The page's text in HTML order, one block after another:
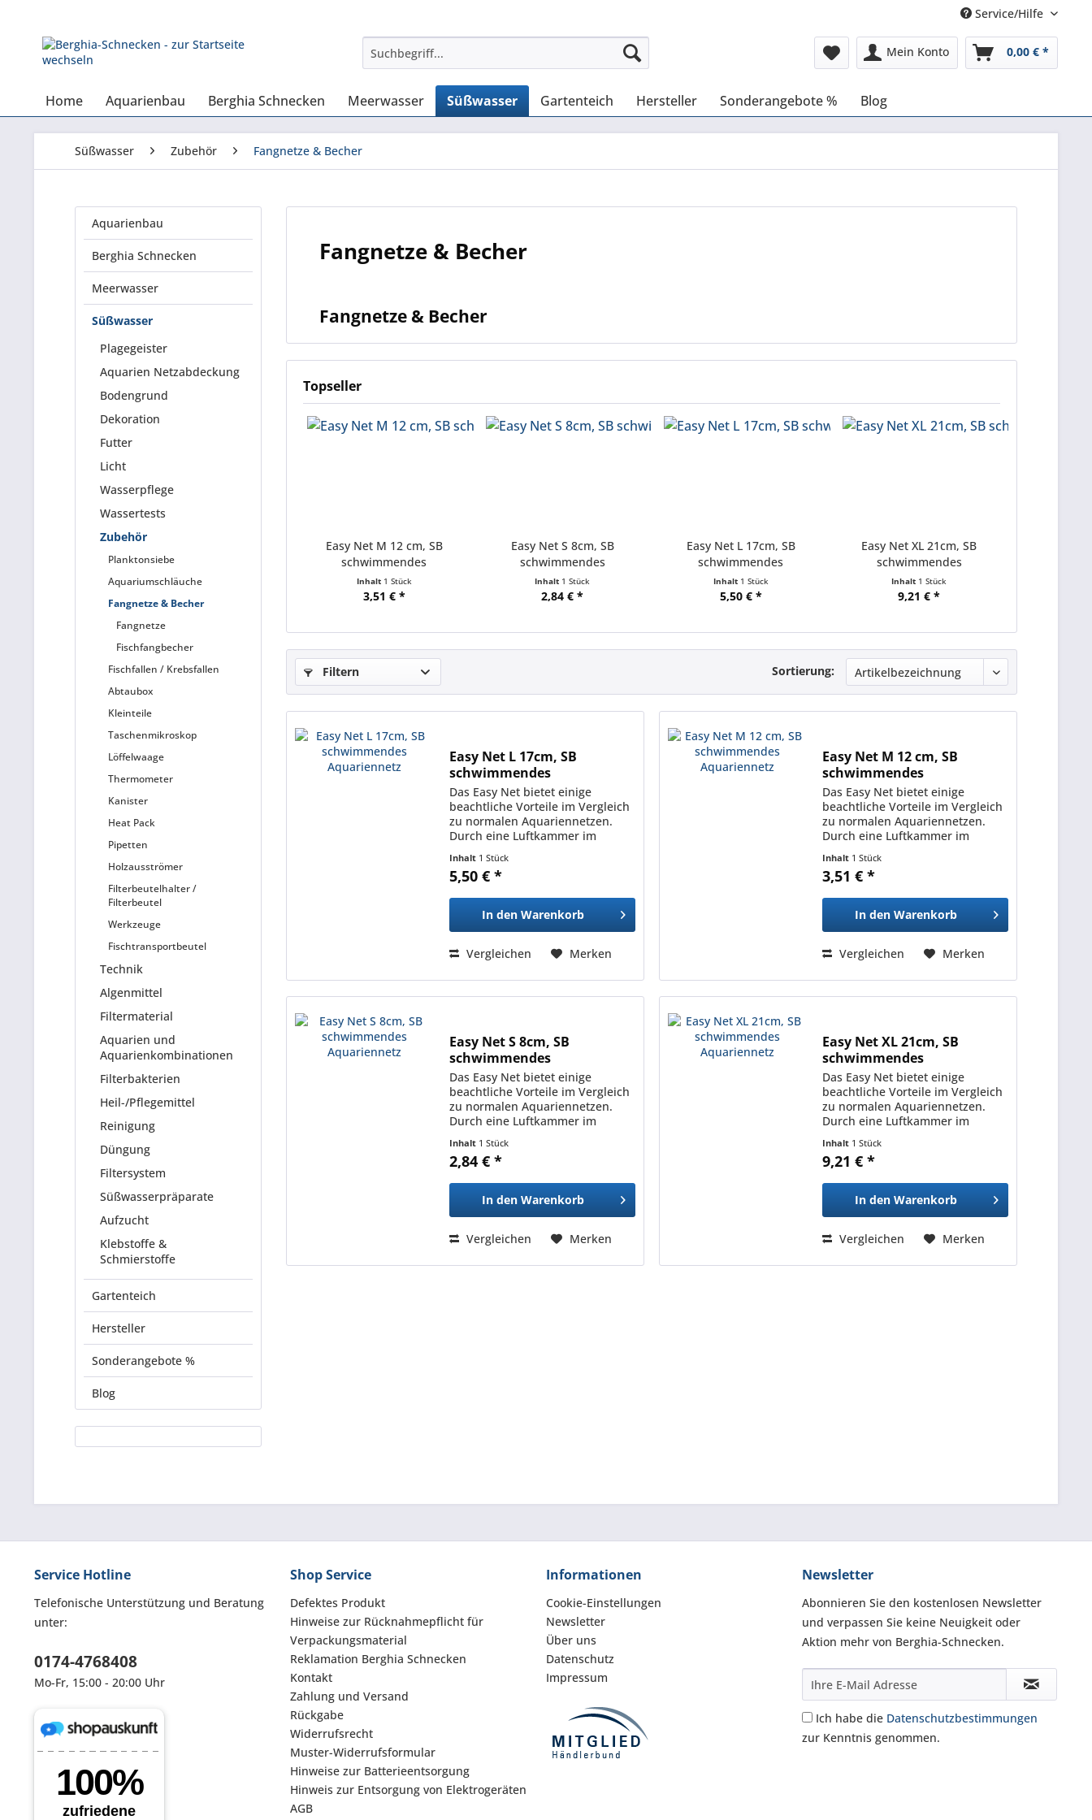
Service/Hilfe
Mein Konto 0,00 € *
Home Aquarienbau Berghia Schnecken Meerwasser Süßwasser Gartenteich Hersteller Sonderangebote % Blog
Süßwasser Zubehör Fangnetze & Becher
Aquarienbau
Berghia Schnecken
Meerwasser
Süßwasser
Plagegeister
Aquarien Netzabdeckung
Bodengrund
Dekoration
Futter
Licht
Wasserpflege
Wassertests
Zubehör
Planktonsiebe
Aquariumschläuche
Fangnetze & Becher
Fangnetze
Fischfangbecher
Fischfallen / Krebsfallen
Abtaubox
Kleinteile
Taschenmikroskop
Löffelwaage
Thermometer
Kanister
Heat Pack
Pipetten
Holzausströmer
Filterbeutelhalter /
Filterbeutel
Werkzeuge
Fischtransportbeutel
Technik
Algenmittel
Filtermaterial
Aquarien und
Aquarienkombinationen
Filterbakterien
Heil-/Pflegemittel
Reinigung
Düngung
Filtersystem
Süßwasserpräparate
Aufzucht
Klebstoffe &
Schmierstoffe
Gartenteich
Hersteller
Sonderangebote %
Blog
Fangnetze & Becher
Fangnetze & Becher
Topseller
Easy Net M 12 cm, SB
schwimmendes
Aquariennetz
Inhalt 1 Stück
3,51 € *
Easy Net S 8cm, SB
schwimmendes
Aquariennetz
Inhalt 1 Stück
2,84 € *
Easy Net L 17cm, SB
schwimmendes
Aquariennetz
Inhalt 1 Stück
5,50 € *
Easy Net XL 21cm, SB
schwimmendes
Aquariennetz
Inhalt 1 Stück
9,21 € *
Filtern Sortierung:
Easy Net L 17cm, SB
schwimmendes
Aquariennetz
Das Easy Net bietet einige
beachtliche Vorteile im Vergleich
zu normalen Aquariennetzen.
Durch eine Luftkammer im
Easy Net immer an der
Oberfläche, sodass man nicht
mehr mit dem kompletten Arm
ins Wasser...
Inhalt 1 Stück
5,50 € *
In den Warenkorb
Vergleichen Merken
Easy Net M 12 cm, SB
schwimmendes
Aquariennetz
Das Easy Net bietet einige
beachtliche Vorteile im Vergleich
zu normalen Aquariennetzen.
Durch eine Luftkammer im
Easy Net immer an der
Oberfläche, sodass man nicht
mehr mit dem kompletten Arm
ins Wasser...
Inhalt 1 Stück
3,51 € *
In den Warenkorb
Vergleichen Merken
Easy Net S 8cm, SB
schwimmendes
Aquariennetz
Das Easy Net bietet einige
beachtliche Vorteile im Vergleich
zu normalen Aquariennetzen.
Durch eine Luftkammer im
Easy Net immer an der
Oberfläche, sodass man nicht
ins Wasser...
Inhalt 1 Stück
2,84 € *
In den Warenkorb
Vergleichen Merken
Easy Net XL 21cm, SB
schwimmendes
Aquariennetz
Das Easy Net bietet einige
beachtliche Vorteile im Vergleich
zu normalen Aquariennetzen.
Durch eine Luftkammer im
Easy Net immer an der
Oberfläche, sodass man nicht
ins Wasser...
Inhalt 1 Stück
9,21 € *
In den Warenkorb
Vergleichen Merken
Service Hotline
Telefonische Unterstützung und Beratung
unter:
0174-4768408
Mo-Fr, 15:00 - 20:00 Uhr
Shop Service
Defektes Produkt
Hinweise zur Rücknahmepflicht für
Verpackungsmaterial
Reklamation Berghia Schnecken
Kontakt
Zahlung und Versand
Rückgabe
Widerrufsrecht
Muster-Widerrufsformular
Hinweise zur Batterieentsorgung
Hinweis zur Entsorgung von Elektrogeräten
AGB
Informationen
Cookie-Einstellungen
Newsletter
Über uns
Datenschutz
Impressum
Newsletter
Abonnieren Sie den kostenlosen Newsletter
und verpassen Sie keine Neuigkeit oder
Aktion mehr von Berghia-Schnecken.
Ich habe die Datenschutzbestimmungen
zur Kenntnis genommen.